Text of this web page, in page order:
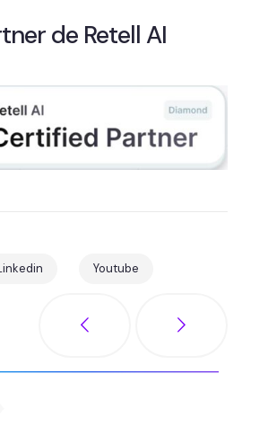
de Retell AI
Youtube